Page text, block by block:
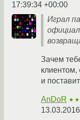
17:39:34 +00:00
Играл
Зачем
и
AnDoR